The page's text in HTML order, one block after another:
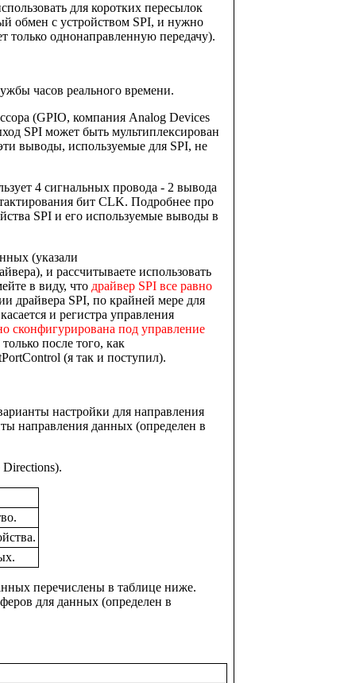
для коротких пересылок
обмен с устройством SPI, и нужно
только однонаправленную передачу).
часов реального времени.
(GPIO, компания Analog Devices
SPI может быть мультиплексирован
выводы, используемые для SPI, не
4 сигнальных провода - 2 вывода
бит CLK. Подробнее про
SPI и его используемые выводы в
(указали
и рассчитываете использовать
в виду, что драйвер SPI все равно
драйвера SPI, по крайней мере для
и регистра управления
сконфигурирована под управление
после того, как
(я так и поступил).
настройки для направления
направления данных (определен в
перечислены в таблице ниже.
для данных (определен в